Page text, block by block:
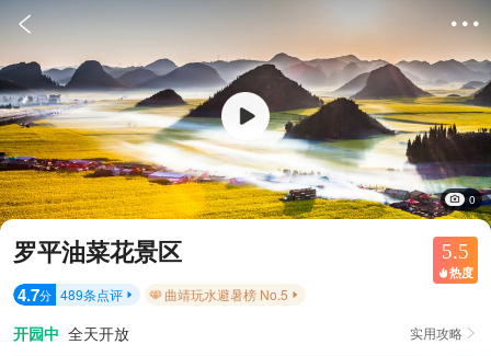
 
0
罗平油菜花景区 5.5
 热度
4.7分 489条点评  曲靖玩水避暑榜 No.5 
开园中 全天开放 实用攻略 